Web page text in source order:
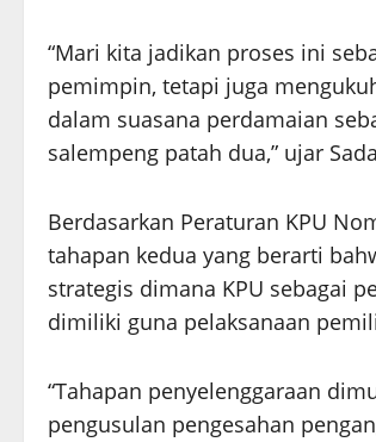
“Mari kita jadikan proses ini
pemimpin, tetapi juga
dalam suasana perdamaian
salempeng patah dua,” ujar
Berdasarkan Peraturan KPU
tahapan kedua yang berarti
strategis dimana KPU sebagai
dimiliki guna pelaksanaan
“Tahapan penyelenggaraan
pengusulan pengesahan